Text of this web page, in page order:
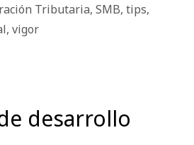
Tributaria, SMB, tips,
, vigor
desarrollo